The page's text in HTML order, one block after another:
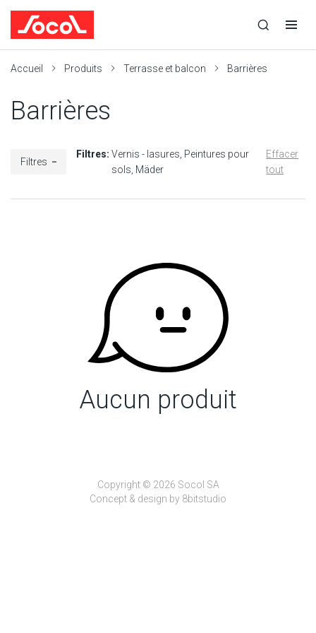
recherche
recherche
navigation
Accueil Produits Terrasse et balcon Barrières
Barrières
Filtres
Filtres:Vernis - lasures Peintures pour
sols Mäder
Effacer
tout
Aucun produit
Copyright © 2026 Socol SA
Concept & design by 8bitstudio